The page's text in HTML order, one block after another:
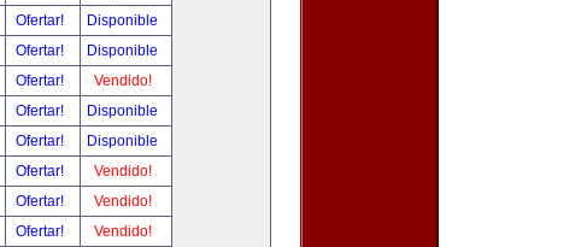
Ofertar!
Disponible
Ofertar!
Disponible
Ofertar!
Vendido!
Ofertar!
Disponible
Ofertar!
Disponible
Ofertar!
Vendido!
Ofertar!
Vendido!
Ofertar!
Vendido!